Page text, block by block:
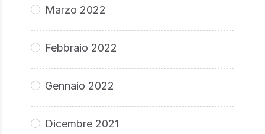
Marzo 2022
Febbraio 2022
Gennaio 2022
Dicembre 2021